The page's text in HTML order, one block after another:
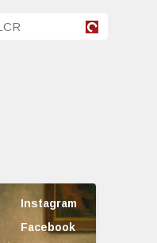
Instagram
Facebook